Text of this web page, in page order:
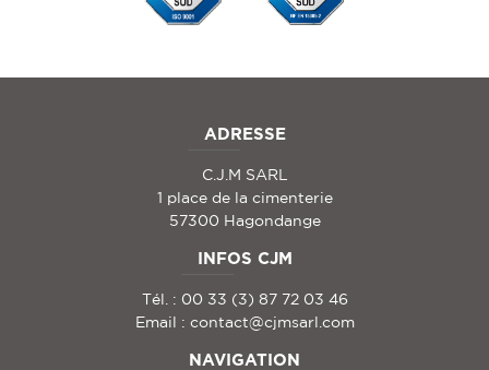
ADRESSE
C.J.M SARL
1 place de la cimenterie
57300 Hagondange
INFOS CJM
Tél. : 00 33 (3) 87 72 03 46
Email : contact@cjmsarl.com
NAVIGATION